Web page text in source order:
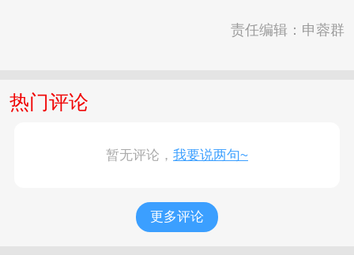
责任编辑：申蓉群
热门评论
暂无评论， 我要说两句~
更多评论